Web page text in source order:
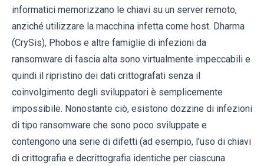
informatici memorizzano le chiavi su un server remoto,
anziché utilizzare la macchina infetta come host. Dharma
(CrySis), Phobos e altre famiglie di infezioni da
ransomware di fascia alta sono virtualmente impeccabili e
quindi il ripristino dei dati crittografati senza il
coinvolgimento degli sviluppatori è semplicemente
impossibile. Nonostante ciò, esistono dozzine di infezioni
di tipo ransomware che sono poco sviluppate e
contengono una serie di difetti (ad esempio, l'uso di chiavi
di crittografia e decrittografia identiche per ciascuna